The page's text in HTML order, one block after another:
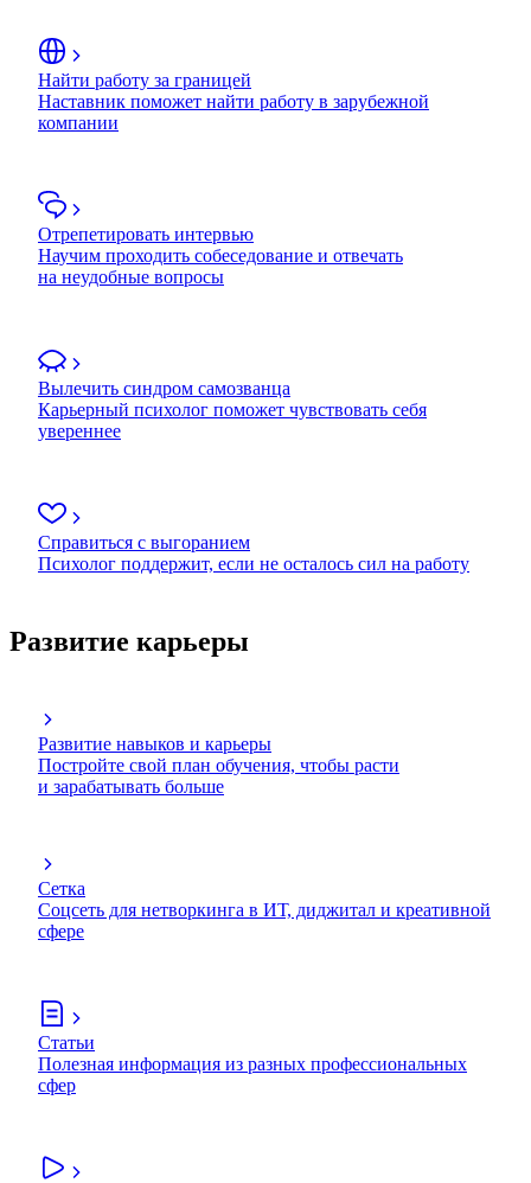
Найти работу за границей
Наставник поможет найти работу в зарубежной
компании
Отрепетировать интервью
Научим проходить собеседование и отвечать
на неудобные вопросы
Вылечить синдром самозванца
Карьерный психолог поможет чувствовать себя
увереннее
Справиться с выгоранием
Психолог поддержит, если не осталось сил на работу
Развитие карьеры
Развитие навыков и карьеры
Постройте свой план обучения, чтобы расти
и зарабатывать больше
Сетка
Соцсеть для нетворкинга в ИТ, диджитал и креативной
сфере
Статьи
Полезная информация из разных профессиональных
сфер